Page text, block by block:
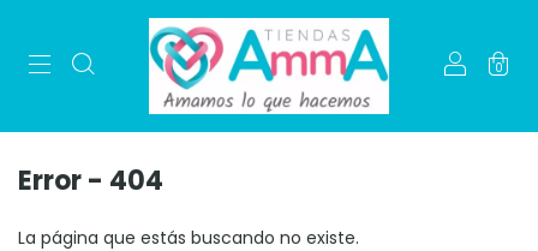
0
Error - 404
La página que estás buscando no existe.